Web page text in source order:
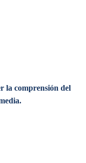
la comprensión del